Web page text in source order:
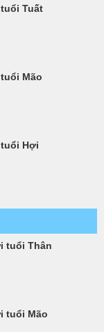
Tuất
Mão
Hợi
tuổi Thân
tuổi Mão